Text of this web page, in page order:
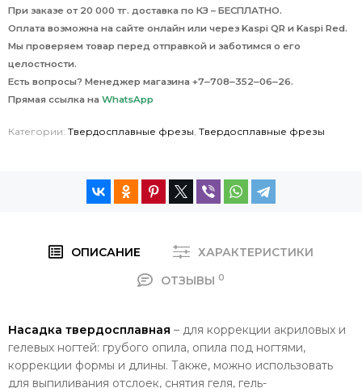
При заказе от 20 000 тг. доставка по КЗ – БЕСПЛАТНО.
Оплата возможна на сайте онлайн или через Kaspi QR и Kaspi Red.
Мы проверяем товар перед отправкой и заботимся о его
целостности.
Есть вопросы? Менеджер магазина +7‒708‒352‒06‒26.
Прямая ссылка на WhatsApp
Категории: Твердосплавные фрезы Твердосплавные фрезы
ОПИСАНИЕ
ХАРАКТЕРИСТИКИ
ОТЗЫВЫ 0
Насадка твердосплавная – для коррекции акриловых и
гелевых ногтей: грубого опила, опила под ногтями,
коррекции формы и длины. Также, можно использовать
для выпиливания отслоек, снятия геля, гель-